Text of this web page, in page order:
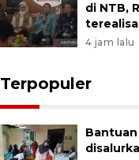
di NTB,
4 jam lalu
Terpopuler